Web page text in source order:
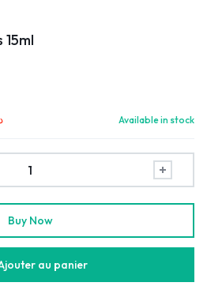
Available in stock
au panier
Buy Now